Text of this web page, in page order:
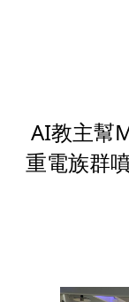
AI教主幫
重電族群